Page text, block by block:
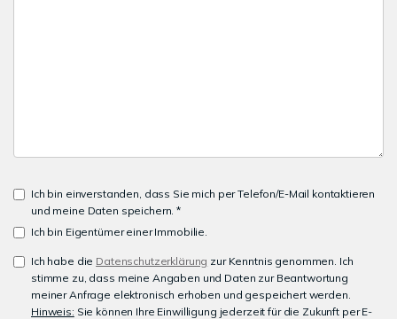
Ich bin einverstanden, dass Sie mich per Telefon/E-Mail kontaktieren
und meine Daten speichern. *
Ich bin Eigentümer einer Immobilie.
Ich habe die Datenschutzerklärung zur Kenntnis genommen. Ich
stimme zu, dass meine Angaben und Daten zur Beantwortung
meiner Anfrage elektronisch erhoben und gespeichert werden.
Hinweis: Sie können Ihre Einwilligung jederzeit für die Zukunft per E-